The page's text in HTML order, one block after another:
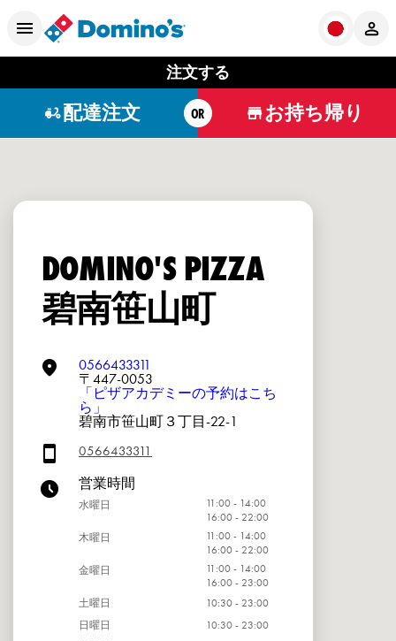
注文する
配達注文 OR お持ち帰り
DOMINO'S PIZZA
碧南笹山町
0566433311
〒447-0053
「ピザアカデミーの予約はこち
ら」
碧南市笹山町３丁目-22-1
0566433311
営業時間
水曜日
11:00 - 14:00
16:00 - 22:00
木曜日
11:00 - 14:00
16:00 - 22:00
金曜日
11:00 - 14:00
16:00 - 23:00
土曜日
10:30 - 23:00
日曜日
10:30 - 23:00